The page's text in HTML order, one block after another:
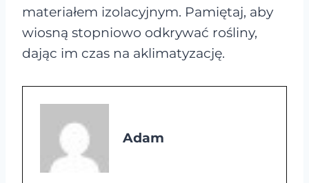
materiałem izolacyjnym. Pamiętaj, aby
wiosną stopniowo odkrywać rośliny,
dając im czas na aklimatyzację.
Adam